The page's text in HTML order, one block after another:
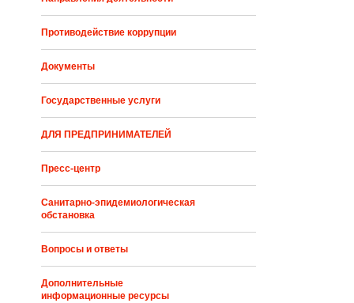
Противодействие коррупции
Документы
Государственные услуги
ДЛЯ ПРЕДПРИНИМАТЕЛЕЙ
Пресс-центр
Санитарно-эпидемиологическая
обстановка
Вопросы и ответы
Дополнительные
информационные ресурсы